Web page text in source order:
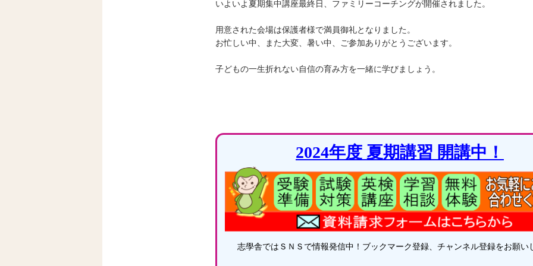
いよいよ夏期集中講座最終日、ファミリーコーチングが開催されました。
用意された会場は保護者様で満員御礼となりました。
お忙しい中、また大変、暑い中、ご参加ありがとうございます。
子どもの一生折れない自信の育み方を一緒に学びましょう。
2024年度 夏期講習 開講中！
志學舎ではＳＮＳで情報発信中！ブックマーク登録、チャンネル登録をお願い